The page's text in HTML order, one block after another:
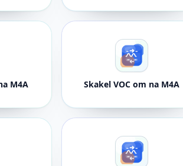
M4A Skakel VOC om na M4A